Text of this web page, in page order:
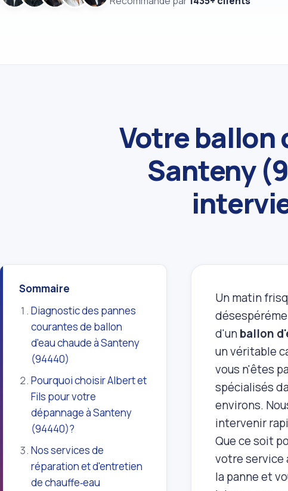
Votre ballon
Santeny
Sommaire
Diagnostic des pannes
courantes de ballon
d'eau chaude à Santeny
(94440)
Pourquoi choisir Albert et
Fils pour votre
dépannage à Santeny
(94440)?
Nos services de
réparation et d'entretien
de chauffe‑eau
Un matin
d'unballon
un véritable
vous n'êtes
spécialisés
environs.
intervenir
Que ce soit
votre service
la panne et